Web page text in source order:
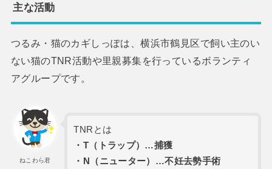
主な活動
つるみ・猫のカギしっぽは、横浜市鶴見区で飼い主のい
ない猫のTNR活動や里親募集を行っているボランティ
アグループです。
ねこわら君
TNRとは
・T（トラップ）…捕獲
・N（ニューター）…不妊去勢手術